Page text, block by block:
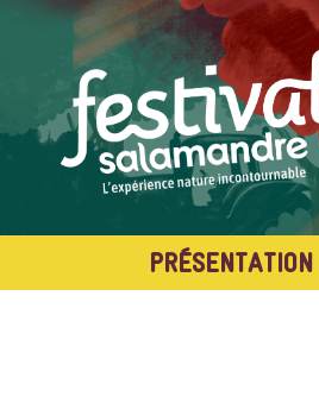
PRÉSENTATION